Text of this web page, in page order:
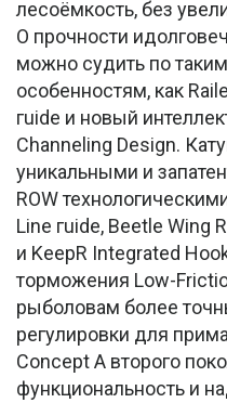
лесоёмкость, без
О прочности
можно судить по
особенностям, как
гuide и новый
Channeling Design.
уникальными и
ROW
Line гuide, Beetle Wing
и KeepR Integrated
торможения Low-
рыболовам более
регулировки для
Concept A второго
функциональность и